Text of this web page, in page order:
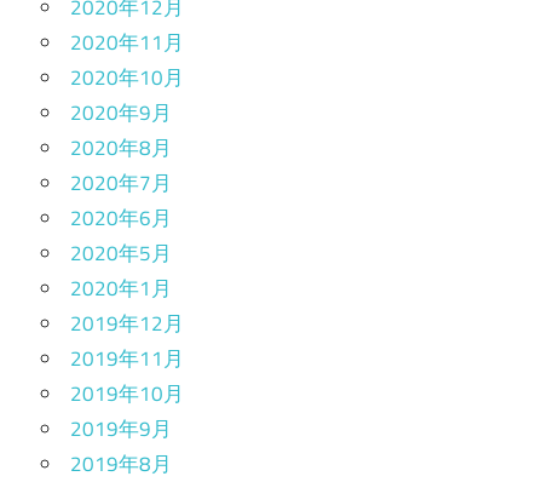
2020年12月
2020年11月
2020年10月
2020年9月
2020年8月
2020年7月
2020年6月
2020年5月
2020年1月
2019年12月
2019年11月
2019年10月
2019年9月
2019年8月